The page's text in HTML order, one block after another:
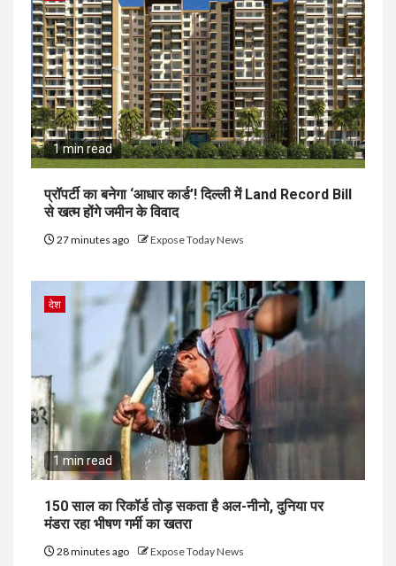
1 min read
प्रॉपर्टी का बनेगा ‘आधार कार्ड’! दिल्ली में Land Record Bill
से खत्म होंगे जमीन के विवाद
27 minutes ago Expose Today News
देश
1 min read
150 साल का रिकॉर्ड तोड़ सकता है अल-नीनो, दुनिया पर
मंडरा रहा भीषण गर्मी का खतरा
28 minutes ago Expose Today News